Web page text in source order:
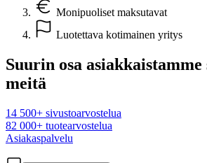
Monipuoliset maksutavat
Luotettava kotimainen yritys
Suurin osa asiakkaistamme
meitä
14 500+ sivustoarvostelua
82 000+ tuotearvostelua
Asiakaspalvelu